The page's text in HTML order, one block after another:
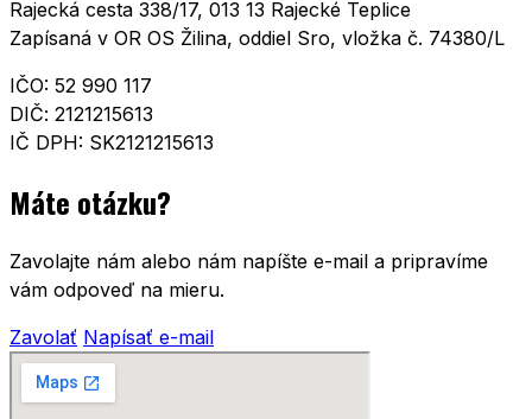
Rajecká cesta 338/17, 013 13 Rajecké Teplice
Zapísaná v OR OS Žilina, oddiel Sro, vložka č. 74380/L
IČO: 52 990 117
DIČ: 2121215613
IČ DPH: SK2121215613
Máte otázku?
Zavolajte nám alebo nám napíšte e-mail a pripravíme
vám odpoveď na mieru.
Zavolať Napísať e-mail